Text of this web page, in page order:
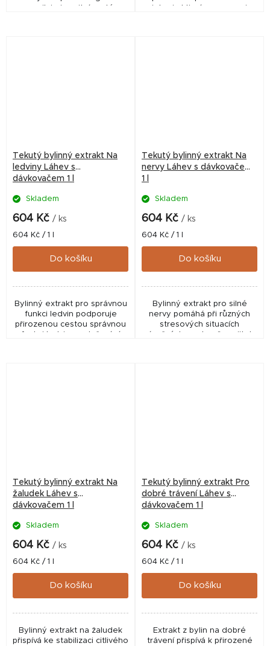
a posiluje imunitní systém
jater i aktivní regeneraci
Tekutý bylinný extrakt Na
ledviny Láhev s
dávkovačem 1 l
Skladem
604 Kč / ks
Měrná
cena:
604 Kč / 1 l
Do košíku
Bylinný extrakt pro správnou
funkci ledvin podporuje
přirozenou cestou správnou
funkci ledvin a vylučování
Tekutý bylinný extrakt Na
nervy Láhev s dávkovačem
1 l
Skladem
604 Kč / ks
Měrná
cena:
604 Kč / 1 l
Do košíku
Bylinný extrakt pro silné
nervy pomáhá při různých
stresových situacích
náročných pro koně, majitele
Tekutý bylinný extrakt Na
žaludek Láhev s
dávkovačem 1 l
Skladem
604 Kč / ks
Měrná
cena:
604 Kč / 1 l
Do košíku
Bylinný extrakt na žaludek
přispívá ke stabilizaci citlivého
Tekutý bylinný extrakt Pro
dobré trávení Láhev s
dávkovačem 1 l
Skladem
604 Kč / ks
Měrná
cena:
604 Kč / 1 l
Do košíku
Extrakt z bylin na dobré
trávení přispívá k přirozené